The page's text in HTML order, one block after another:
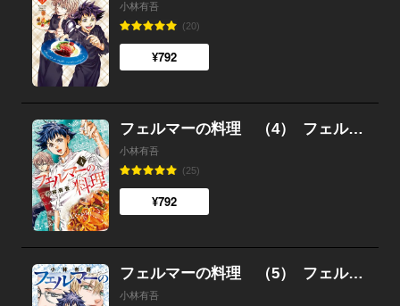
小林有吾
(20)
¥792
フェルマーの料理 （4） フェルマーの料理
小林有吾
(25)
¥792
フェルマーの料理 （5） フェルマーの料理
小林有吾